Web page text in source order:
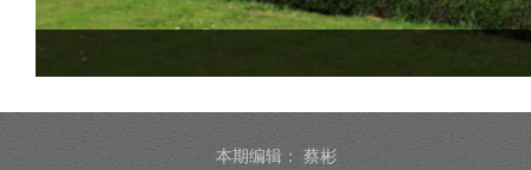
本期编辑： 蔡彬